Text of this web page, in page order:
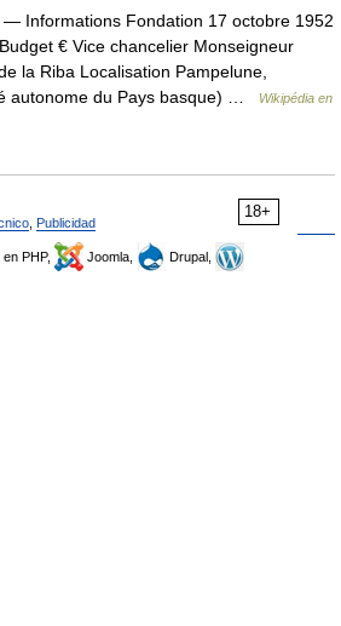
— Informations Fondation 17 octobre 1952
€ Vice chancelier Monseigneur
la Riba Localisation Pampelune,
autonome du Pays basque) …
Wikipédia en
18+
Publicidad
en PHP, Joomla,
Drupal,